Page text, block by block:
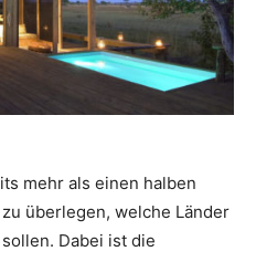
mehr als einen halben
überlegen, welche Länder
Dabei ist die